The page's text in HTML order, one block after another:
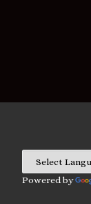
Powered by